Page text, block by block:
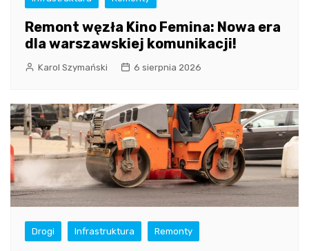
Remont węzła Kino Femina: Nowa era
dla warszawskiej komunikacji!
Karol Szymański 6 sierpnia 2026
Drogi Infrastruktura Remonty